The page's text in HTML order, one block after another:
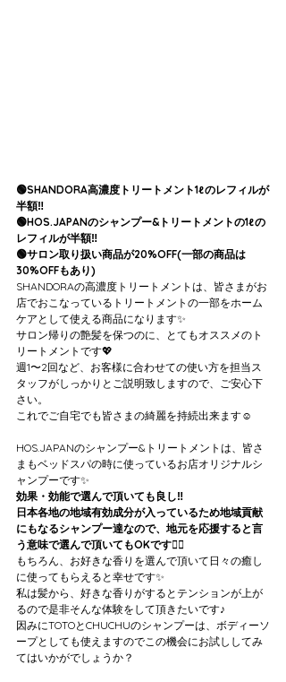
🟢SHANDORA高濃度トリートメント1ℓのレフィルが
半額‼️
🟢HOS.JAPANのシャンプー&トリートメントの1ℓの
レフィルが半額‼️
🟢サロン取り扱い商品が20%OFF(一部の商品は
30%OFFもあり)
SHANDORAの高濃度トリートメントは、皆さまがお
店でおこなっているトリートメントの一部をホーム
ケアとして使える商品になります✨
サロン帰りの艶髪を保つのに、とてもオススメのト
リートメントです💖
週1〜2回など、お客様に合わせての使い方を担当ス
タッフがしっかりとご説明致しますので、ご安心下
さい。
これでご自宅でも皆さまの綺麗を持続出来ます☺️
HOS.JAPANのシャンプー&トリートメントは、皆さ
まもベッドスパの時に使っているお店オリジナルシ
ャンプーです✨
効果・効能で選んで頂いても良し‼️
日本各地の地域有効成分が入っているため地域貢献
にもなるシャンプー達なので、地元を応援すると言
う意味で選んで頂いてもOKです🙆‍♀️
もちろん、お好きな香りを選んで頂いて日々の癒し
に使ってもらえると幸せです✨
私は髪から、好きな香りがするとテンションが上が
るので是非そんな体験をして頂きたいです♪
因みにTOTOとCHUCHUのシャンプーは、ボディーソ
ープとしても使えますのでこの機会にお試ししてみ
てはいかがでしょうか？